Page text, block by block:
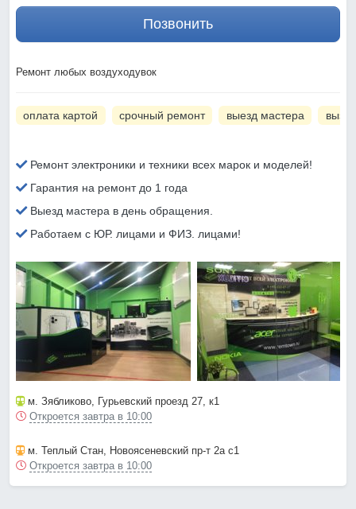
Позвонить
Ремонт любых воздуходувок
оплата картой срочный ремонт выезд мастера
Ремонт электроники и техники всех марок и моделей!
Гарантия на ремонт до 1 года
Выезд мастера в день обращения.
Работаем с ЮР. лицами и ФИЗ. лицами!
м. Зябликово, Гурьевский проезд 27, к1
Откроется завтра в 10:00
м. Теплый Стан, Новоясеневский пр-т 2а с1
Откроется завтра в 10:00